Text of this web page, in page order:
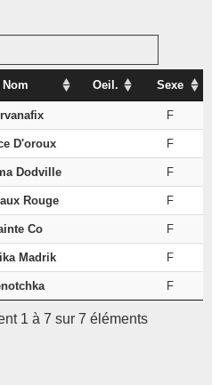
Nom Oeil. Sexe
F
D'oroux F
Dodville F
Rouge F
Co F
Madrik F
F
1 à 7 sur 7 éléments